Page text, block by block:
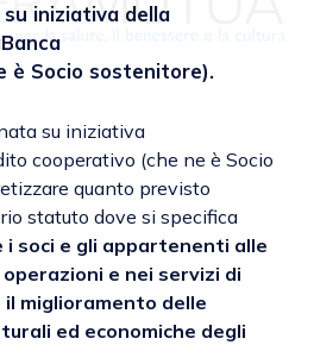
iniziativa della
è Socio sostenitore).
su iniziativa
cooperativo (che ne è Socio
quanto previsto
statuto dove si specifica
i soci e gli appartenenti alle
e nei servizi di
miglioramento delle
ed economiche degli